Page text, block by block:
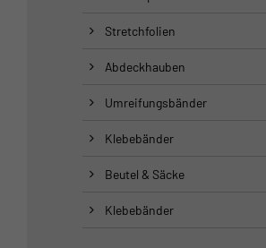
Stretchfolien
Abdeckhauben
Umreifungsbänder
Klebebänder
Beutel & Säcke
Klebebänder